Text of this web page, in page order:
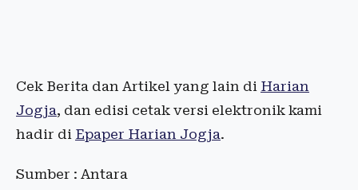
Cek Berita dan Artikel yang lain di Harian
Jogja, dan edisi cetak versi elektronik kami
hadir di Epaper Harian Jogja.
Sumber : Antara